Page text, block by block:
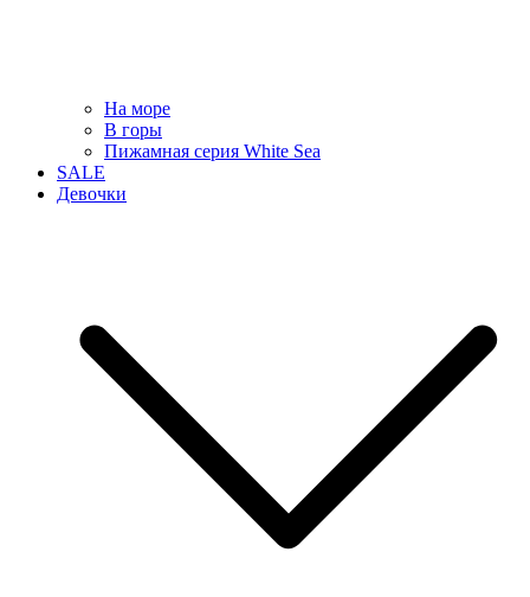
На море
В горы
Пижамная серия White Sea
SALE
Девочки